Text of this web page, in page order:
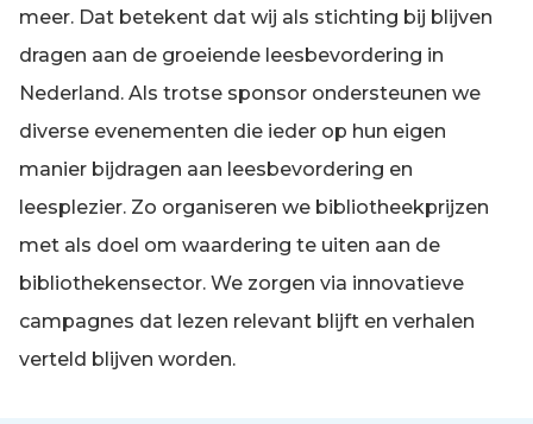
meer. Dat betekent dat wij als stichting bij blijven
dragen aan de groeiende leesbevordering in
Nederland. Als trotse sponsor ondersteunen we
diverse evenementen die ieder op hun eigen
manier bijdragen aan leesbevordering en
leesplezier. Zo organiseren we bibliotheekprijzen
met als doel om waardering te uiten aan de
bibliothekensector. We zorgen via innovatieve
campagnes dat lezen relevant blijft en verhalen
verteld blijven worden.